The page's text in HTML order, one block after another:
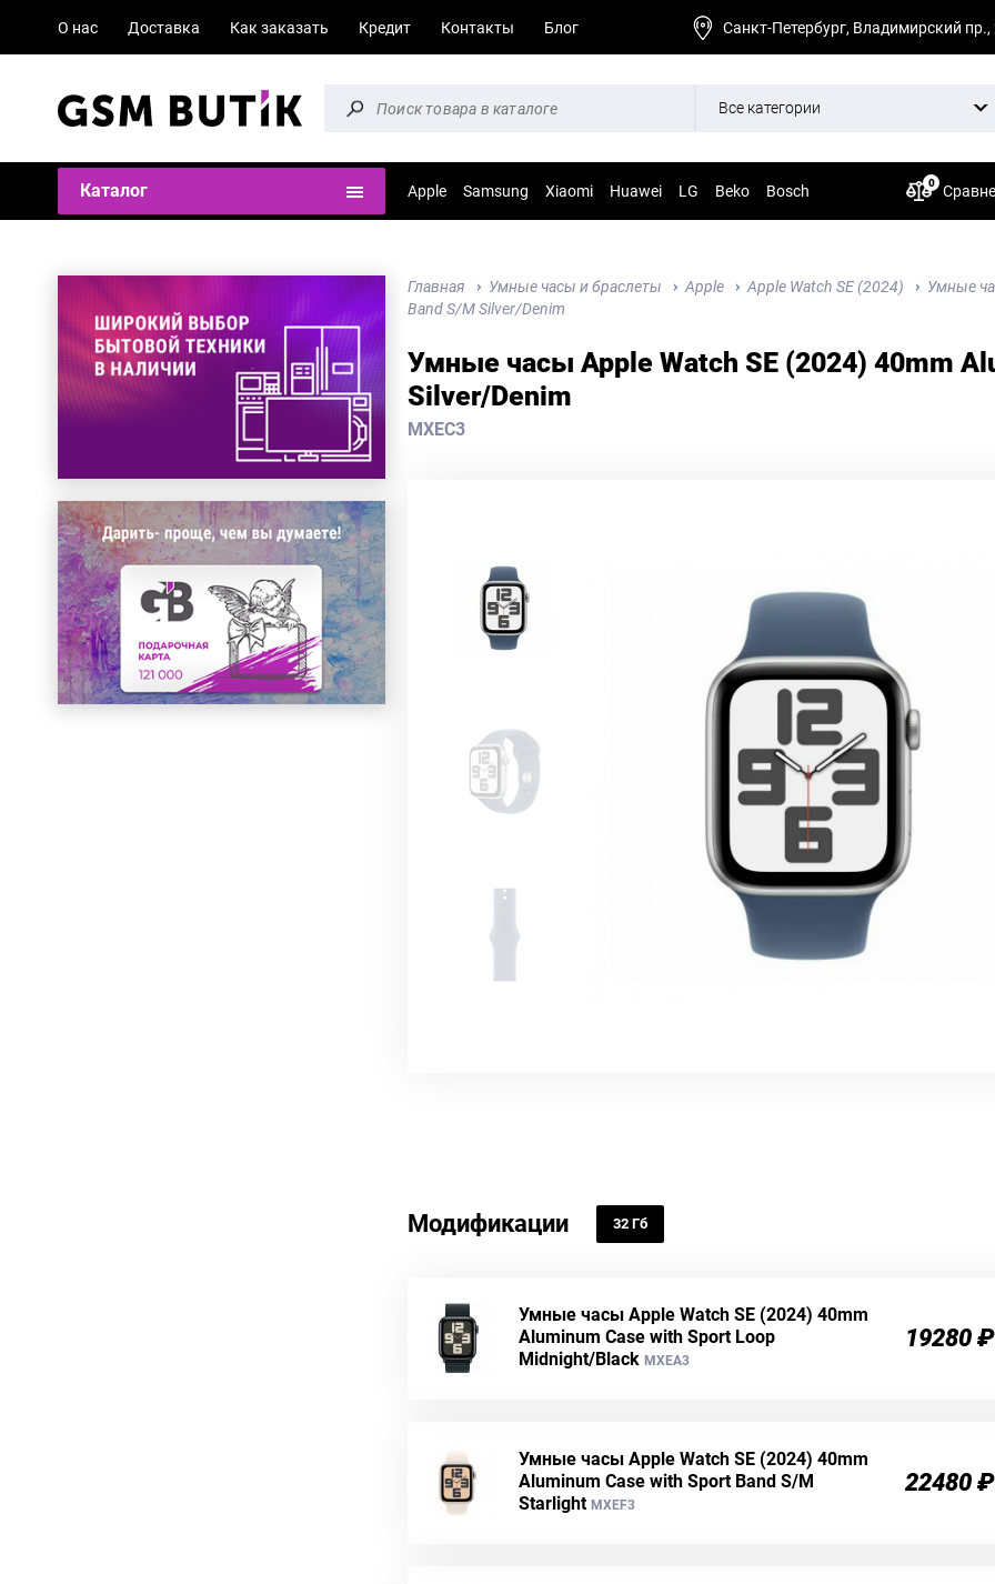
О нас Доставка Как заказать Кредит Контакты Блог Санкт-Петербург, Владимирский пр.,
Все категории
Каталог Apple Samsung Xiaomi Huawei LG Beko Bosch 0
Главная Умные часы и браслеты Apple Apple Watch SE (2024)
Умные
Band S/M Silver/Denim
Умные часы Apple Watch SE (2024) 40mm
Silver/Denim
MXEC3
Модификации 32 Гб
Умные часы Apple Watch SE (2024) 40mm
Aluminum Case with Sport Loop
Midnight/Black MXEA3
19280 ₽
Умные часы Apple Watch SE (2024) 40mm
Aluminum Case with Sport Band S/M
Starlight MXEF3
22480 ₽